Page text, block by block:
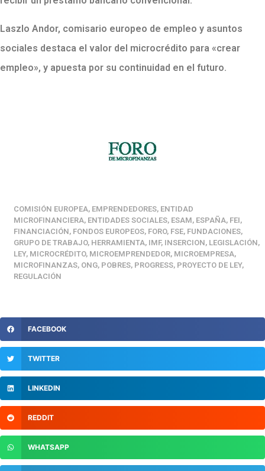
Laszlo Andor, comisario europeo de empleo y asuntos
sociales destaca el valor del microcrédito para «crear
empleo», y apuesta por su continuidad en el futuro.
COMISIÓN EUROPEA, EMPRENDEDORES, ENTIDAD
MICROFINANCIERA, ENTIDADES SOCIALES, ESAM, ESPAÑA, FEI,
FINANCIACIÓN, FONDOS EUROPEOS, FORO, FSE, FUNDACIONES,
GRUPO DE TRABAJO, HERRAMIENTA, IMF, INSERCION, LEGISLACIÓN,
LEY, MICROCRÉDITO, MICROEMPRENDEDOR, MICROEMPRESA,
MICROFINANZAS, ONG, POBRES, PROGRESS, PROYECTO DE LEY,
REGULACIÓN
FACEBOOK
TWITTER
LINKEDIN
REDDIT
WHATSAPP